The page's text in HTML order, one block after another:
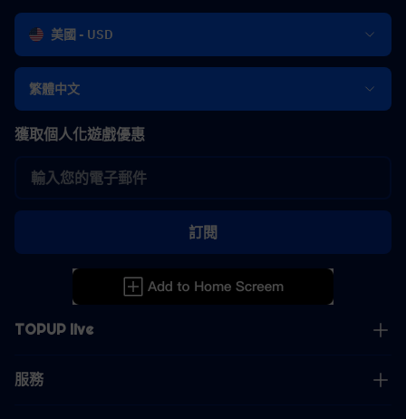
美國 - USD
繁體中文
TOPUP live
服務
獲取個人化遊戲優惠
訂閱